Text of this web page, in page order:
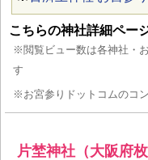
こちらの神社詳細ペー
※閲覧ビュー数は各神社・
す
※お宮参りドットコムのコ
片埜神社（大阪府枚